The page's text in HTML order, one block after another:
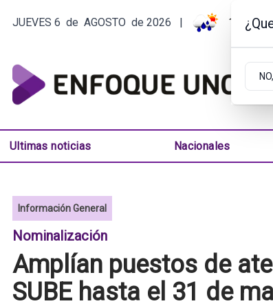
JUEVES 6 de AGOSTO de 2026 | 12.4ºC |
Ultimas noticias Nacionales
Información General
Nominalización
Amplían puestos de
SUBE hasta el 31 de